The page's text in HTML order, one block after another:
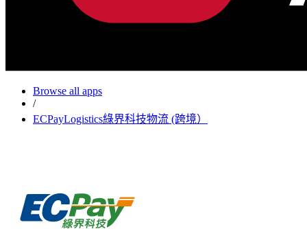
Browse all apps
/
ECPayLogistics綠界科技物流 (跨境）